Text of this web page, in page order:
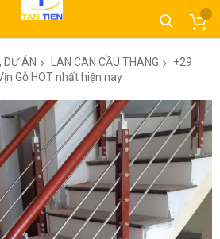
DỰ ÁN LAN CAN CẦU THANG
+29
Gỗ HOT nhất hiện nay